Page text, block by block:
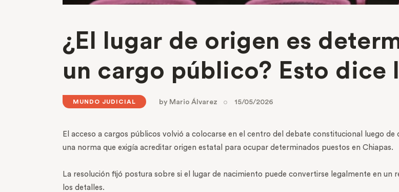
¿El lugar de origen es
un cargo público? Esto dice
MUNDO JUDICIAL by Mario Álvarez 15/05/2026
El acceso a cargos públicos volvió a colocarse en el centro del debate constitucional luego
una norma que exigía acreditar origen estatal para ocupar determinados puestos en Chiapas.
La resolución fijó postura sobre si el lugar de nacimiento puede convertirse legalmente en un
los detalles.